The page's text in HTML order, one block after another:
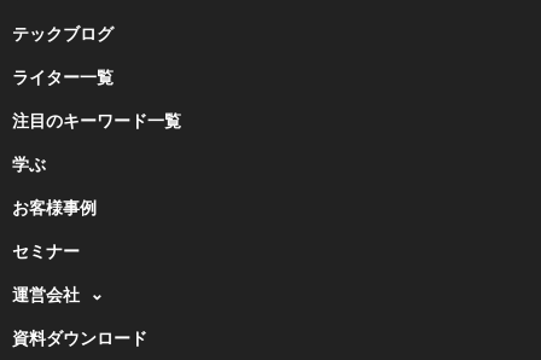
テックブログ
ライター一覧
注目のキーワード一覧
学ぶ
お客様事例
セミナー
運営会社
資料ダウンロード